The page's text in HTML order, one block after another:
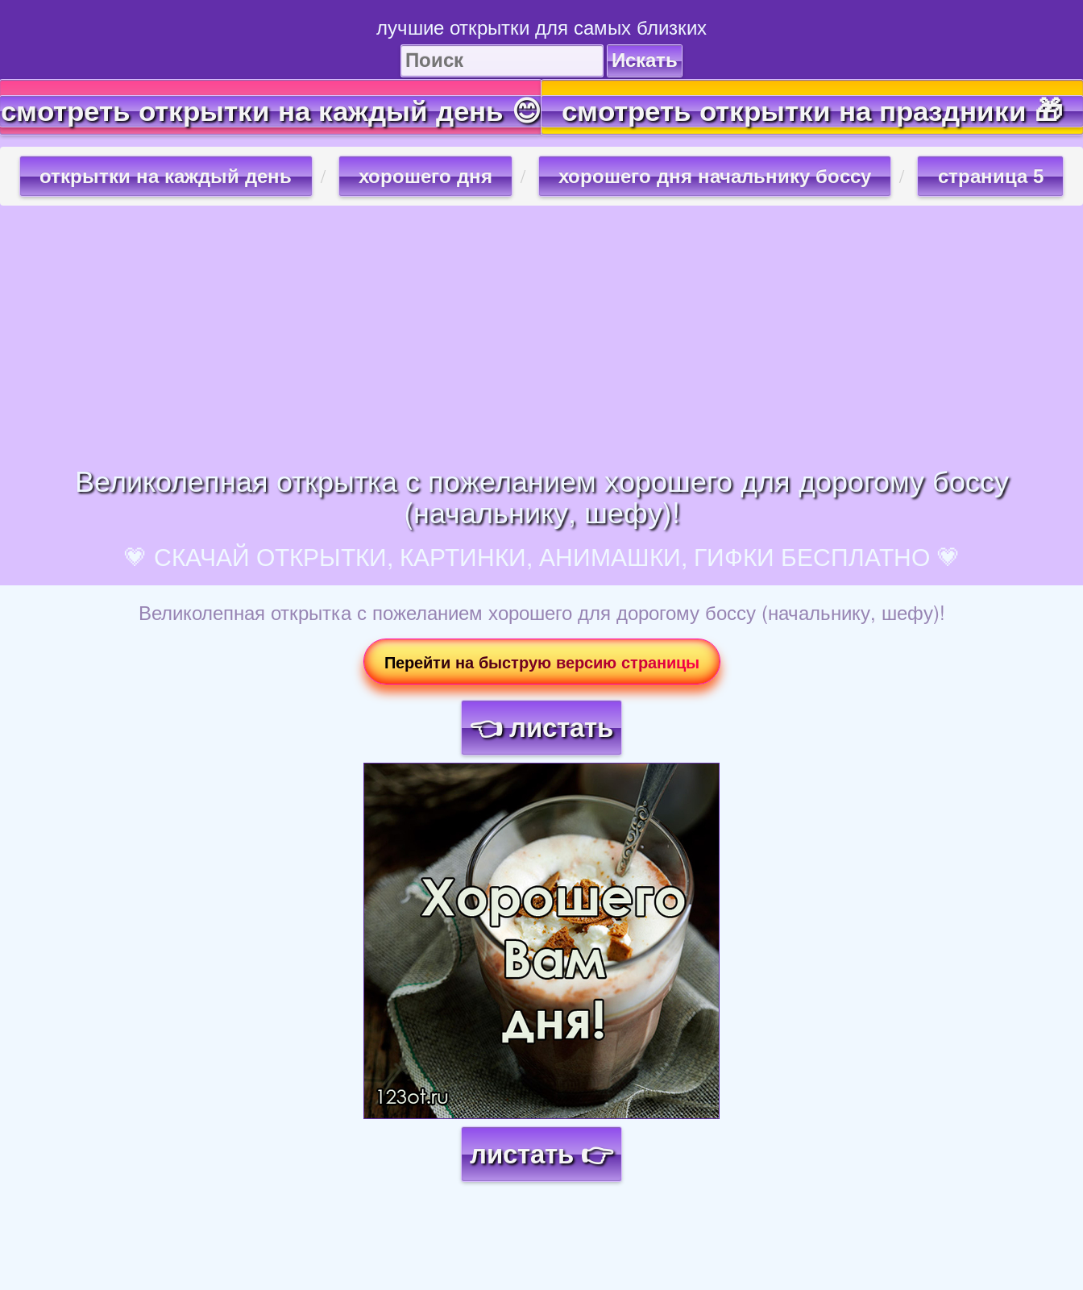
лучшие открытки для самых близких
Искать
смотреть открытки на каждый день 😊 смотреть открытки на праздники 🎁
открытки на каждый день хорошего дня хорошего дня начальнику боссу страница 5
Великолепная открытка с пожеланием хорошего для дорогому боссу
(начальнику, шефу)!
💗 СКАЧАЙ ОТКРЫТКИ, КАРТИНКИ, АНИМАШКИ, ГИФКИ БЕСПЛАТНО 💗
Великолепная открытка с пожеланием хорошего для дорогому боссу (начальнику, шефу)!
Перейти на быструю версию страницы
👈 листать
Загрузка картинки...
листать 👉